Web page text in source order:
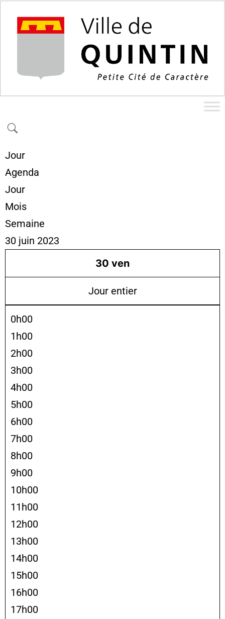
Jour
Agenda
Jour
Mois
Semaine
30 juin 2023
30 ven
Jour entier
0h00
1h00
2h00
3h00
4h00
5h00
6h00
7h00
8h00
9h00
10h00
11h00
12h00
13h00
14h00
15h00
16h00
17h00